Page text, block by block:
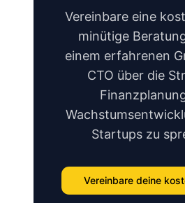
Vereinbare eine
minütige
einem erfahrenen
CTO über die
Startups zu
Vereinbare deine